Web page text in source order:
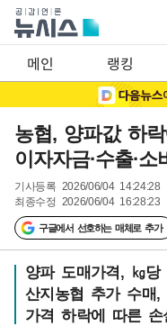
메인 랭킹
농협, 양파값 하
이자자금·수출·소
기사등록 2026/06/04 14:24:28
최종수정 2026/06/04 16:28:23
구글에서 선호하는 매체로 추가
양파 도매가격, ㎏
산지농협 추가 수매,
가격 하락에 따른